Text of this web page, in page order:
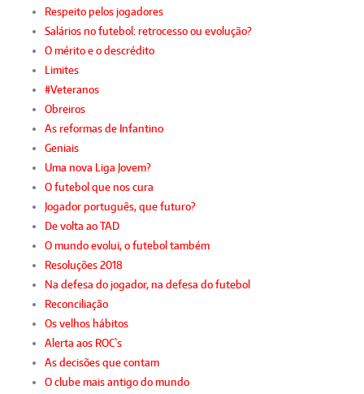
Respeito pelos jogadores
Salários no futebol: retrocesso ou evolução?
O mérito e o descrédito
Limites
#Veteranos
Obreiros
As reformas de Infantino
Geniais
Uma nova Liga Jovem?
O futebol que nos cura
Jogador português, que futuro?
De volta ao TAD
O mundo evolui, o futebol também
Resoluções 2018
Na defesa do jogador, na defesa do futebol
Reconciliação
Os velhos hábitos
Alerta aos ROC`s
As decisões que contam
O clube mais antigo do mundo